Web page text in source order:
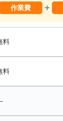
作業費
料
料